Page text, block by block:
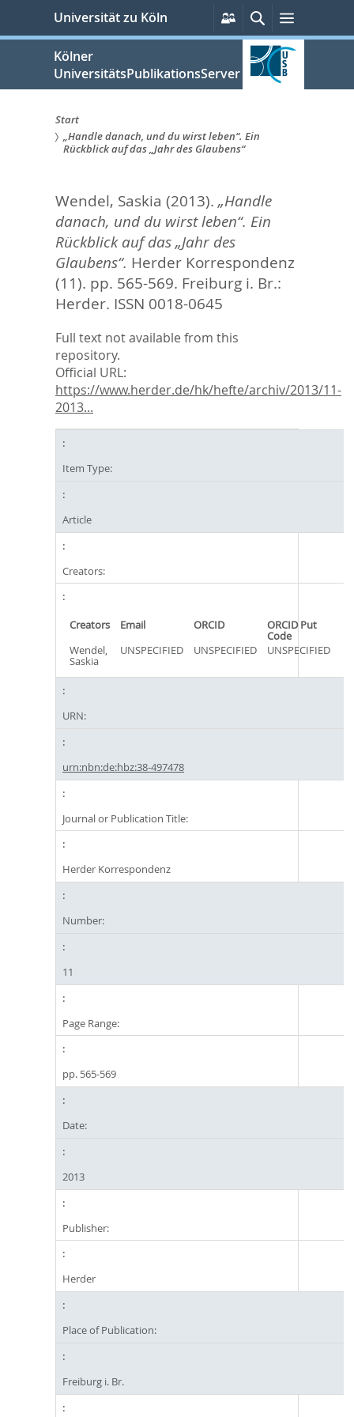
springen
Universität zu Köln
Persönliche
Services
SucheMenü
Kölner
UniversitätsPublikationsServer
Sie
hier:
Start
„Handle danach, und du wirst leben“. Ein
Rückblick auf das „Jahr des Glaubens“
Wendel, Saskia (2013). „Handle
danach, und du wirst leben“. Ein
Rückblick auf das „Jahr des
Glaubens“. Herder Korrespondenz
(11). pp. 565-569. Freiburg i. Br.:
Herder. ISSN 0018-0645
Full text not available from this
repository.
Official URL:
https://www.herder.de/hk/hefte/archiv/2013/11-
2013...
Item Type:
Article
Creators:
Creators Email ORCID ORCID Put
Code
Wendel,
Saskia
UNSPECIFIED UNSPECIFIED UNSPECIFIED
URN:
urn:nbn:de:hbz:38-497478
Journal or Publication Title:
Herder Korrespondenz
Number:
11
Page Range:
pp. 565-569
Date:
2013
Publisher:
Herder
Place of Publication:
Freiburg i. Br.